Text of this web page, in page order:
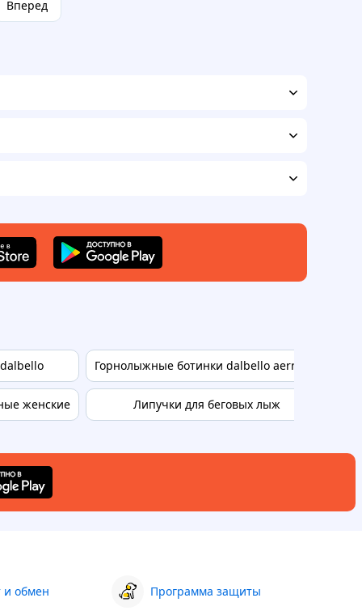
Вперед
женские
Горнолыжные ботинки dalbello aerro 60
Липучки для беговых лыж
и обмен Программа защиты